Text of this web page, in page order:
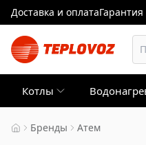
Доставка и оплата
Котлы
Бренды Атем